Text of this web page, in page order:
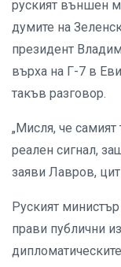
руският външен
думите на
президент
върха на Г-7 в
такъв разговор.
„Мисля, че
реален сигнал,
заяви Лавров,
Руският
прави публични